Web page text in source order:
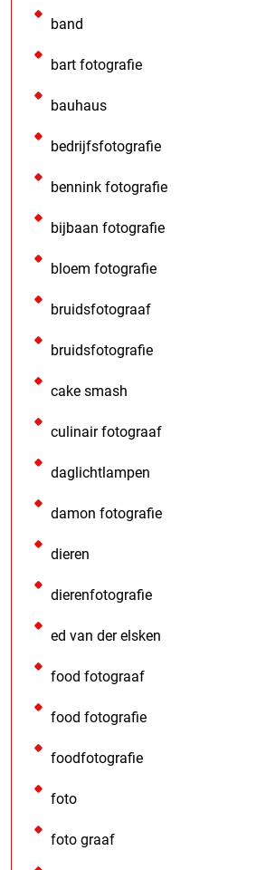
band
bart fotografie
bauhaus
bedrijfsfotografie
bennink fotografie
bijbaan fotografie
bloem fotografie
bruidsfotograaf
bruidsfotografie
cake smash
culinair fotograaf
daglichtlampen
damon fotografie
dieren
dierenfotografie
ed van der elsken
food fotograaf
food fotografie
foodfotografie
foto
foto graaf